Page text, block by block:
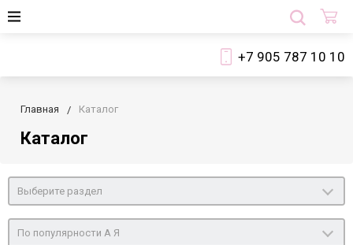
+7 905 787 10 10
Главная Каталог
Каталог
Выберите раздел
По популярности А Я